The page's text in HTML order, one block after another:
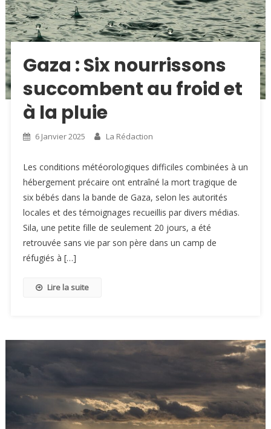
Gaza : Six nourrissons
succombent au froid et
à la pluie
6 Janvier 2025 La Rédaction
Les conditions météorologiques difficiles combinées à un
hébergement précaire ont entraîné la mort tragique de
six bébés dans la bande de Gaza, selon les autorités
locales et des témoignages recueillis par divers médias.
Sila, une petite fille de seulement 20 jours, a été
retrouvée sans vie par son père dans un camp de
réfugiés à […]
Lire la suite